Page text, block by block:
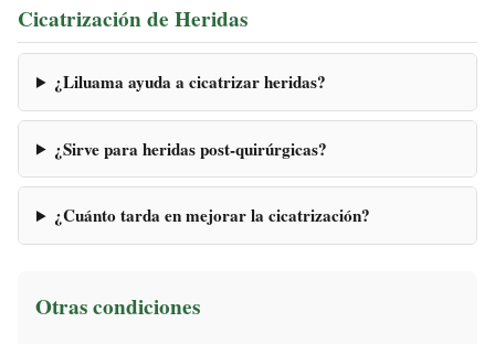
Cicatrización de Heridas
¿Liluama ayuda a cicatrizar heridas?
¿Sirve para heridas post-quirúrgicas?
¿Cuánto tarda en mejorar la cicatrización?
Otras condiciones